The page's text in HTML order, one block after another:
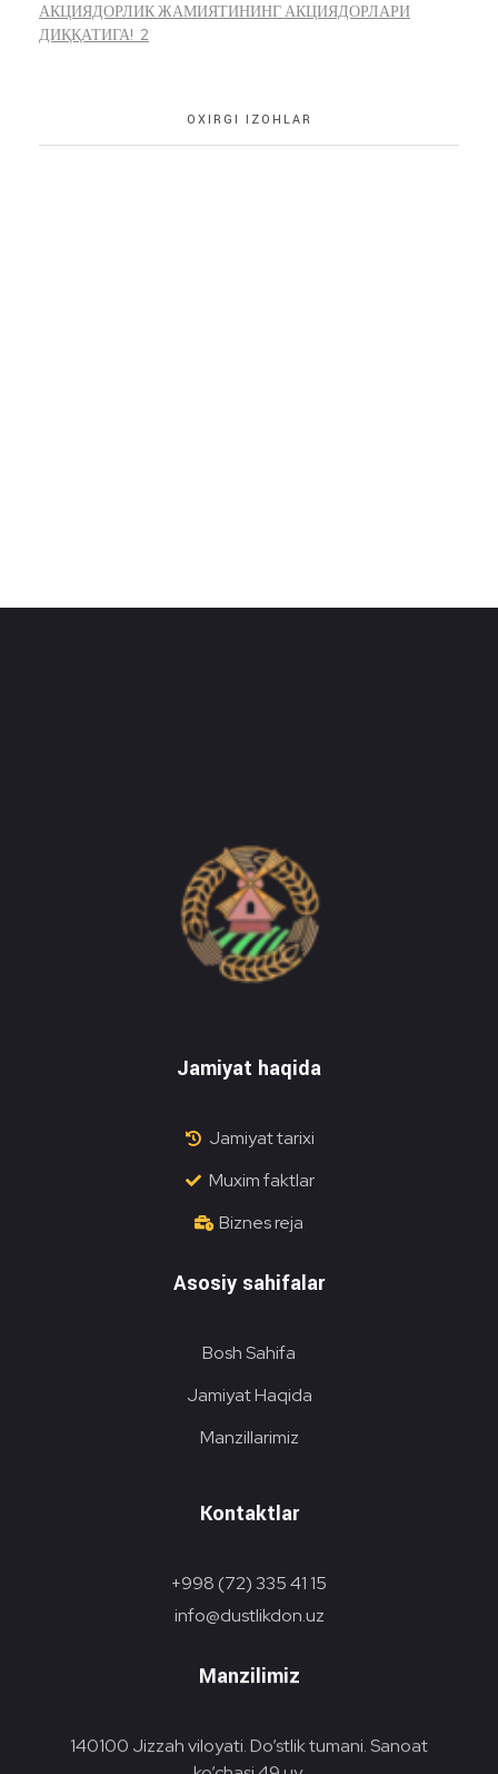
АКЦИЯДОРЛИК ЖАМИЯТИНИНГ АКЦИЯДОРЛАРИ
ДИҚҚАТИГА! 2
OXIRGI IZOHLAR
Jamiyat haqida
Jamiyat tarixi
Muxim faktlar
Biznes reja
Asosiy sahifalar
Bosh Sahifa
Jamiyat Haqida
Manzillarimiz
Kontaktlar
+998 (72) 335 41 15
info@dustlikdon.uz
Manzilimiz
140100 Jizzah viloyati. Do’stlik tumani. Sanoat